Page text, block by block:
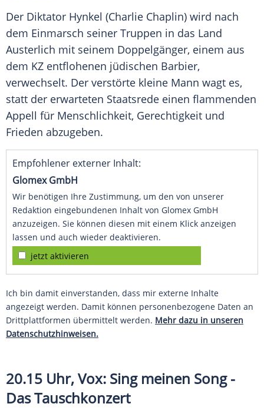
Der Diktator Hynkel (Charlie Chaplin) wird nach
dem Einmarsch seiner Truppen in das Land
Austerlich mit seinem Doppelgänger, einem aus
dem KZ entflohenen jüdischen Barbier,
verwechselt. Der verstörte kleine Mann wagt es,
statt der erwarteten Staatsrede einen flammenden
Appell für Menschlichkeit, Gerechtigkeit und
Frieden abzugeben.
Empfohlener externer Inhalt:
Glomex GmbH
Wir benötigen Ihre Zustimmung, um den von unserer
Redaktion eingebundenen Inhalt von Glomex GmbH
anzuzeigen. Sie können diesen mit einem Klick anzeigen
lassen und auch wieder deaktivieren.
jetzt aktivieren
Ich bin damit einverstanden, dass mir externe Inhalte
angezeigt werden. Damit können personenbezogene Daten an
Drittplattformen übermittelt werden. Mehr dazu in unseren
Datenschutzhinweisen.
20.15 Uhr, Vox: Sing meinen Song-
Das Tauschkonzert